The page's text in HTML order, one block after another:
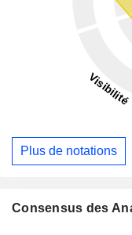
Plus de notations
Consensus des